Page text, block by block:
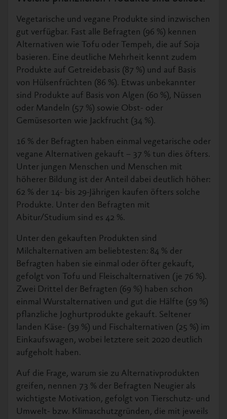
Vegetarische und vegane Produkte sind inzwischen
gut verfügbar. Fast alle Befragten (96 %) kennen
Alternativen wie Tofu oder Tempeh, die auf Soja
basieren. Eine deutliche Mehrheit kennt zudem
Produkte auf Getreidebasis (87 %) und auf Basis
von Hülsenfrüchten (86 %). Etwas unbekannter
sind Produkte auf Basis von Algen (60 %), Nüssen
oder Mandeln (57 %) sowie Obst- oder
Gemüsesorten wie Jackfrucht (34 %).
16 % der Befragten haben einmal vegetarische oder
vegane Alternativen gekauft – 37 % tun dies öfters.
Unter jungen Menschen und Menschen mit
höherer Bildung ist der Anteil dabei deutlich höher:
62 % der 14- bis 29-Jährigen kaufen öfters solche
Produkte. Unter den Befragten mit
Abitur/Studium sind es 42 %.
Unter den gekauften Produkten sind
Milchalternativen am beliebtesten: 84 % der
Befragten haben sie einmal oder öfter gekauft,
gefolgt von Tofu und Fleischalternativen (je 76 %).
Zwei Drittel der Befragten (69 %) haben schon
einmal Wurstalternativen und gut die Hälfte (59 %)
pflanzliche Joghurtprodukte gekauft. Seltener
landen Käse- (39 %) und Fischalternativen (25 %) im
Einkaufswagen, wobei letztere seit 2020 deutlich
aufgeholt haben.
Auf die Frage, warum sie zu Alternativprodukten
greifen, nennen 73 % der Befragten Neugier als
wichtigste Motivation, gefolgt von Tierschutz- und
Umwelt- bzw. Klimaschutzgründen, die mit jeweils